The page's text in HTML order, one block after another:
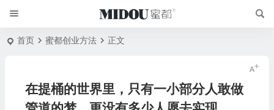
首页 蜜都创业方法 正文
在提桶的世界里，只有一小部分人敢做